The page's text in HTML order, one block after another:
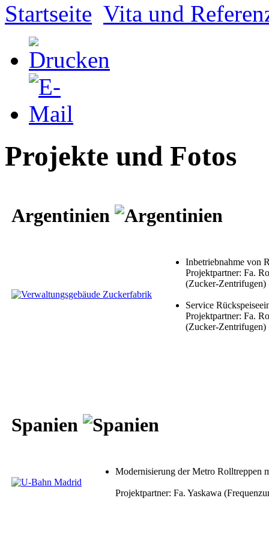
Startseite Vita und
Projekte und Fotos
Argentinien
Inbetriebnahme von
Projektpartner: Fa.
(Zucker-Zentrifugen)
Service
Projektpartner: Fa.
(Zucker-Zentrifugen)
Spanien
Modernisierung der Metro Rolltreppen
Projektpartner: Fa. Yaskawa